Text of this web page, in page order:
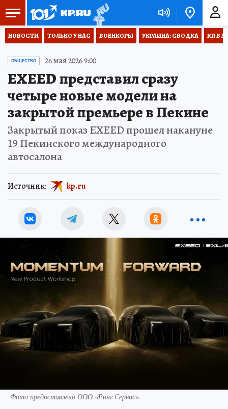
НОВОСТИ ТОЛЬКО У НАС ВОЕНКОРЫ УКРАИНА: СВОДКА КП В
ОБЩЕСТВО 26 мая 2026 9:00
EXEED представил сразу
четыре новые модели на
закрытой премьере в Пекине
Закрытый показ EXEED прошел накануне
19 Пекинского международного
автосалона
Источник: kp.ru
Фото предоставлено ООО «Ринг Сервис».